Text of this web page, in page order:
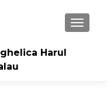
Harul